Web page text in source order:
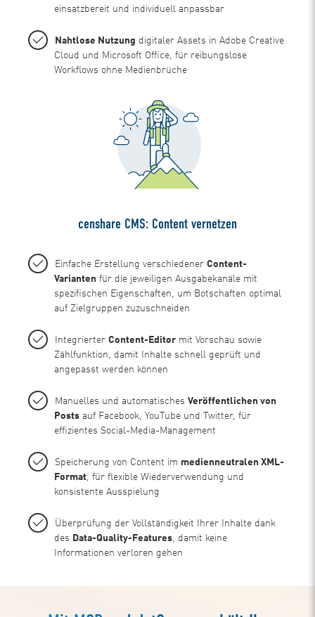
einsatzbereit und individuell anpassbar
Nahtlose Nutzung digitaler Assets in Adobe Creative
Cloud und Microsoft Office, für reibungslose
Workflows ohne Medienbrüche
censhare CMS: Content vernetzen
Einfache Erstellung verschiedenerContent-
Varianten für die jeweiligen Ausgabekanäle mit
spezifischen Eigenschaften, um Botschaften optimal
auf Zielgruppen zuzuschneiden
IntegrierterContent-Editor mit Vorschau sowie
Zählfunktion, damit Inhalte schnell geprüft und
angepasst werden können
Manuelles und automatischesVeröffentlichen von
Posts auf Facebook, YouTube und Twitter, für
effizientes Social-Media-Management
Speicherung von Content im medienneutralen XML-
Format, für flexible Wiederverwendung und
konsistente Ausspielung
Überprüfung der Vollständigkeit Ihrer Inhalte dank
des Data-Quality-Features, damit keine
Informationen verloren gehen